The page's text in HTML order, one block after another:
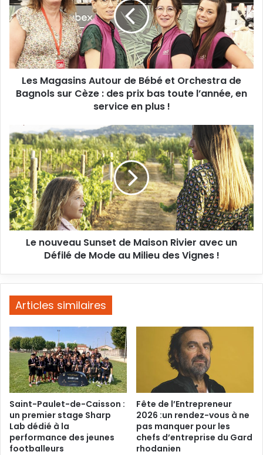
de
Bébé
Orchestra
de
Bagnols
Cèze
bas
toute
l’année,
en
service
en
plus
!
Les Magasins Autour de Bébé et Orchestra de
Bagnols sur Cèze : des prix bas toute l’année, en
service en plus !
Le
nouveau
Sunset
de
Maison
Rivier
avec
un
Défilé
Vignes
!
Le nouveau Sunset de Maison Rivier avec un
Défilé de Mode au Milieu des Vignes !
Articles similaires
Saint-Paulet-de-Caisson :
un premier stage Sharp
Lab dédié à la
performance des jeunes
footballeurs
Fête de l’Entrepreneur
2026 :un rendez-vous à ne
pas manquer pour les
chefs d’entreprise du Gard
rhodanien